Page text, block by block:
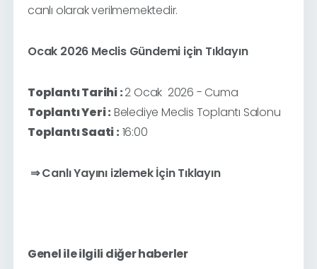
canlı olarak verilmemektedir.
Ocak 2026 Meclis Gündemi için Tıklayın
Toplantı Tarihi :2 Ocak 2026 - Cuma
Toplantı Yeri : Belediye Meclis Toplantı Salonu
Toplantı Saati : 16:00
⇒ Canlı Yayını izlemek İçin Tıklayın
Genel ile ilgili diğer haberler